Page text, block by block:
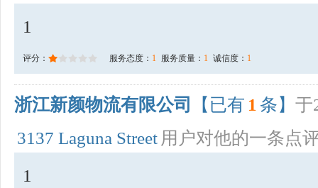
1
评分： 服务态度： 1 服务质量： 1 诚信度： 1
浙江新颜物流有限公司 【已有 1 条】 于
3137 Laguna Street 用户对他的一条点
1